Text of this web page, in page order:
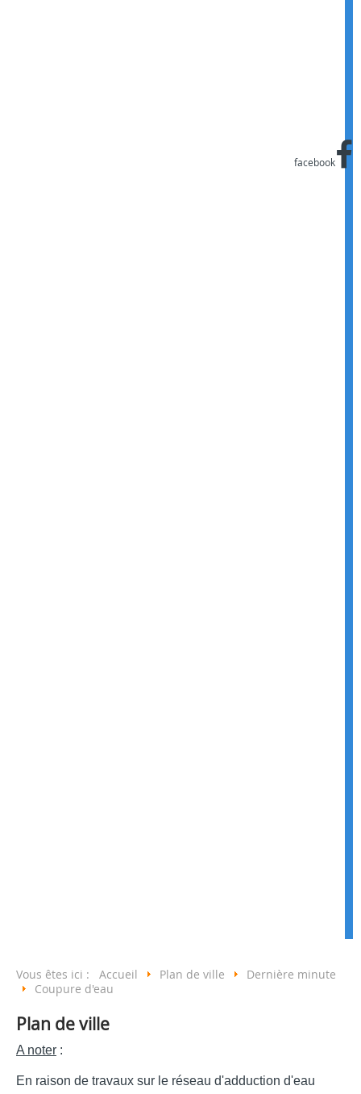
facebook
Vous êtes ici : Accueil Plan de ville
Dernière minute
Coupure d'eau
Plan de ville
A noter :
En raison de travaux sur le réseau d'adduction d'eau